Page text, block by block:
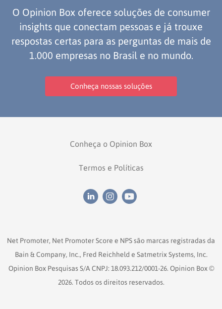
O Opinion Box oferece soluções de consumer
insights que conectam pessoas e já trouxe
respostas certas para as perguntas de mais de
1.000 empresas no Brasil e no mundo.
Conheça nossas soluções
Conheça o Opinion Box
Termos e Políticas
Net Promoter, Net Promoter Score e NPS são marcas registradas da
Bain & Company, Inc., Fred Reichheld e Satmetrix Systems, Inc.
Opinion Box Pesquisas S/A CNPJ: 18.093.212/0001-26. Opinion Box ©
2026. Todos os direitos reservados.